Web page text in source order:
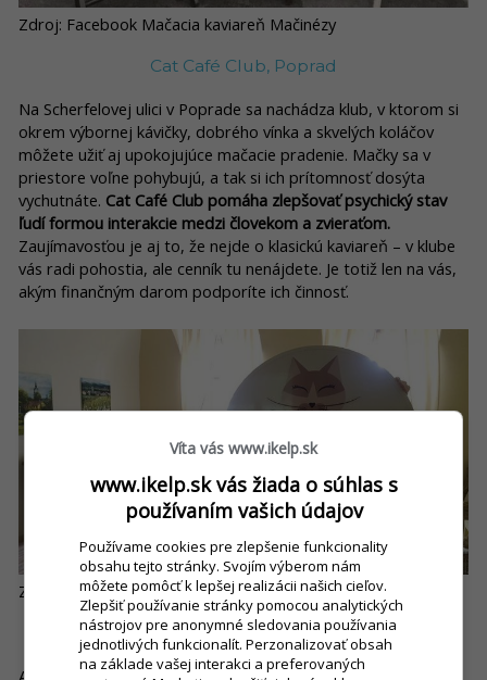
Zdroj: Facebook Mačacia kaviareň Mačinézy
Cat Café Club, Poprad
Na Scherfelovej ulici v Poprade sa nachádza klub, v ktorom si
okrem výbornej kávičky, dobrého vínka a skvelých koláčov
môžete užiť aj upokojujúce mačacie pradenie. Mačky sa v
priestore voľne pohybujú, a tak si ich prítomnosť dosýta
vychutnáte. Cat Café Club pomáha zlepšovať psychický stav
ľudí formou interakcie medzi človekom a zvieraťom.
Zaujímavosťou je aj to, že nejde o klasickú kaviareň – v klube
vás radi pohostia, ale cenník tu nenájdete. Je totiž len na vás,
akým finančným darom podporíte ich činnosť.
Zdroj: Facebook Cat Café Club Poprad
Kavárna Kočičí, Praha
Víta vás www.ikelp.sk
www.ikelp.sk vás žiada o súhlas s
používaním vašich údajov
Používame cookies pre zlepšenie funkcionality
obsahu tejto stránky. Svojím výberom nám
môžete pomôcť k lepšej realizácii našich cieľov.
Zlepšiť používanie stránky pomocou analytických
nástrojov pre anonymné sledovania používania
jednotlivých funkcionalít. Perzonalizovať obsah
na základe vašej interakci a preferovaných